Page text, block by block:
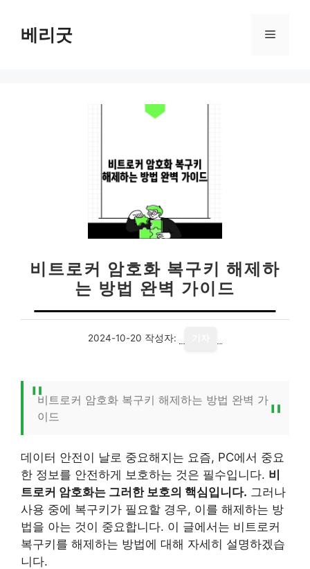
베리굿 메
비트로커 암호화 복구키 해제하
는 방법 완벽 가이드
2024-10-20 작성자:
비트로커 암호화 복구키 해제하는 방법 완벽 가
이드
데이터 안전이 날로 중요해지는 요즘, PC에서 중요
한 정보를 안전하게 보호하는 것은 필수입니다. 비
트로커 암호화는 그러한 보호의 핵심입니다. 그러나
사용 중에 복구키가 필요할 경우, 이를 해제하는 방
법을 아는 것이 중요합니다. 이 글에서는 비트로커
복구키를 해제하는 방법에 대해 자세히 설명하겠습
니다.